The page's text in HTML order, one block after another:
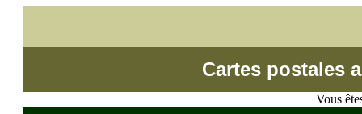
Cartes postales
Vous